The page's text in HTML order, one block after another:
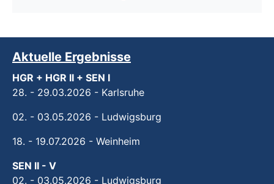
Aktuelle Ergebnisse
HGR + HGR II + SEN I
28. - 29.03.2026 - Karlsruhe
02. - 03.05.2026 - Ludwigsburg
18. - 19.07.2026 - Weinheim
SEN II - V
02. - 03.05.2026 - Ludwigsburg